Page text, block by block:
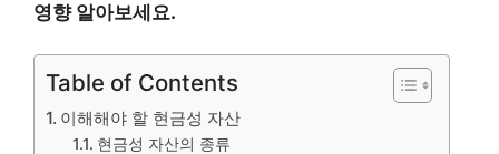
영향 알아보세요.
Table of Contents
이해해야 할 현금성 자산
현금성 자산의 종류